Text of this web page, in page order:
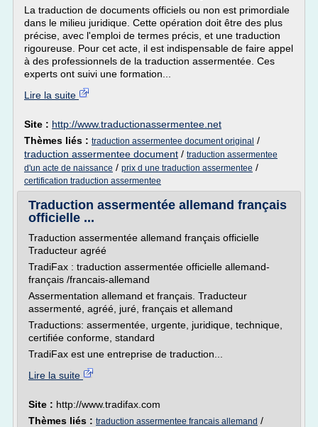
La traduction de documents officiels ou non est primordiale
dans le milieu juridique. Cette opération doit être des plus
précise, avec l'emploi de termes précis, et une traduction
rigoureuse. Pour cet acte, il est indispensable de faire appel
à des professionnels de la traduction assermentée. Ces
experts ont suivi une formation...
Lire la suite
Site : http://www.traductionassermentee.net
Thèmes liés : traduction assermentee document original /
traduction assermentee document / traduction assermentee
d'un acte de naissance / prix d une traduction assermentee /
certification traduction assermentee
Traduction assermentée allemand français
officielle ...
Traduction assermentée allemand français officielle
Traducteur agréé
TradiFax : traduction assermentée officielle allemand-
français /francais-allemand
Assermentation allemand et français. Traducteur
assermenté, agréé, juré, français et allemand
Traductions: assermentée, urgente, juridique, technique,
certifiée conforme, standard
TradiFax est une entreprise de traduction...
Lire la suite
Site : http://www.tradifax.com
Thèmes liés : traduction assermentee francais allemand /